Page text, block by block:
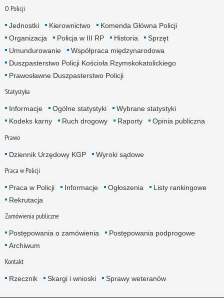
O Policji
Jednostki Kierownictwo
Komenda Główna Policji
Organizacja
Policja w III RP Historia
Sprzęt
Umundurowanie
Współpraca międzynarodowa
Duszpasterstwo Policji Kościoła Rzymskokatolickiego
Prawosławne Duszpasterstwo Policji
Statystyka
Informacje Ogólne statystyki
Wybrane statystyki
Kodeks karny
Ruch drogowy Raporty Opinia publiczna
Prawo
Dziennik Urzędowy KGP Wyroki sądowe
Praca w Policji
Praca w Policji Informacje Ogłoszenia
Listy rankingowe
Rekrutacja
Zamówienia publiczne
Postępowania o zamówienia
Postępowania podprogowe
Archiwum
Kontakt
Rzecznik Skargi i wnioski Sprawy weteranów